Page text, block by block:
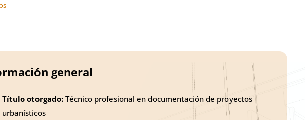
general
Título otorgado: Técnico profesional en documentación de proyectos
urbanísticos